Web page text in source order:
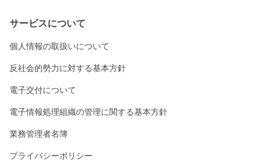
サービスについて
個人情報の取扱いについて
反社会的勢力に対する基本方針
電子交付について
電子情報処理組織の管理に関する基本方針
業務管理者名簿
プライバシーポリシー